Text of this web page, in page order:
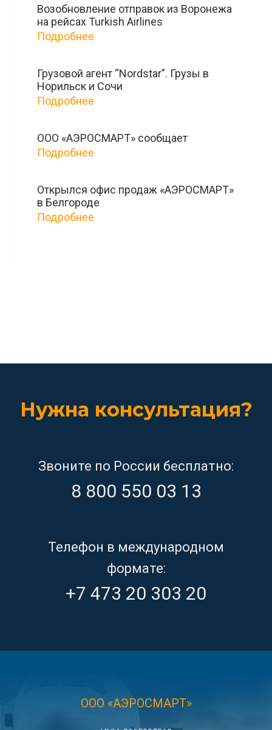
Возобновление отправок из Воронежа
на рейсах Turkish Airlines
Подробнее
Грузовой агент “Nordstar”. Грузы в
Норильск и Сочи
Подробнее
ООО «АЭРОСМАРТ» сообщает
Подробнее
Открылся офис продаж «АЭРОСМАРТ»
в Белгороде
Подробнее
Нужна консультация?
Звоните по России бесплатно:
8 800 550 03 13
Телефон в международном
формате:
+7 473 20 303 20
ООО «АЭРОСМАРТ»